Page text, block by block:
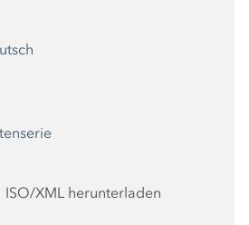
ISO/XML herunterladen